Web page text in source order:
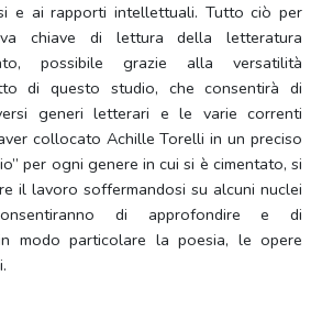
e ai rapporti intellettuali. Tutto ciò per
chiave di lettura della letteratura
possibile grazie alla versatilità
di questo studio, che consentirà di
generi letterari e le varie correnti
collocato Achille Torelli in un preciso
per ogni genere in cui si è cimentato, si
il lavoro soffermandosi su alcuni nuclei
di approfondire e di
modo particolare la poesia, le opere